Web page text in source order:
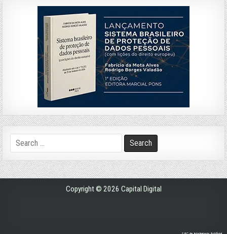
Search
for:
Copyright © 2026 Capital Digital